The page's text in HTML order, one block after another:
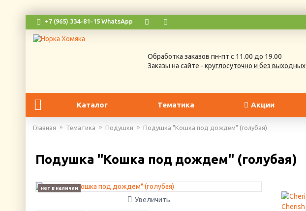
+7 (965) 334-81-15 WhatsApp
Обработка заказов пн-пт с 11.00 до 19.00
Заказы на сайте - круглосуточно и без выходных
Каталог Тематика Акции
Главная Тематика Подушки Подушка "Кошка под дождем" (голубая)
Подушка "Кошка под дождем" (голубая)
нет в наличии
Увеличить
Cherish